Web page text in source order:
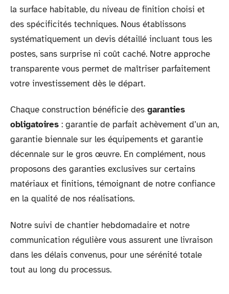
la surface habitable, du niveau de finition choisi et
des spécificités techniques. Nous établissons
systématiquement un devis détaillé incluant tous les
postes, sans surprise ni coût caché. Notre approche
transparente vous permet de maîtriser parfaitement
votre investissement dès le départ.
Chaque construction bénéficie des garanties
obligatoires : garantie de parfait achèvement d’un an,
garantie biennale sur les équipements et garantie
décennale sur le gros œuvre. En complément, nous
proposons des garanties exclusives sur certains
matériaux et finitions, témoignant de notre confiance
en la qualité de nos réalisations.
Notre suivi de chantier hebdomadaire et notre
communication régulière vous assurent une livraison
dans les délais convenus, pour une sérénité totale
tout au long du processus.